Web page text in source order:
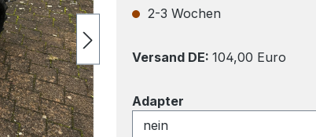
2-3 Wochen
Versand DE: 104,00 Euro
Adapterauswählen